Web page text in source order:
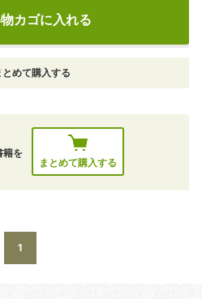
カゴに入れる
とめて購入する
籍を
まとめて購入する
1